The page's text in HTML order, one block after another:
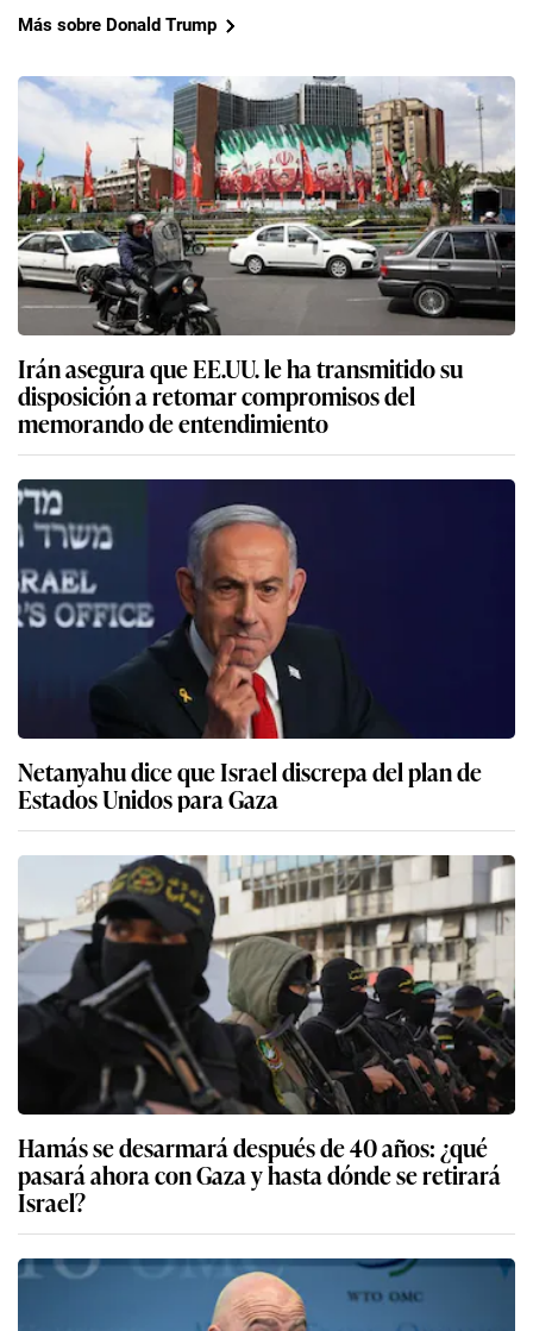
Más sobre Donald Trump
Irán asegura que EE.UU. le ha transmitido su
disposición a retomar compromisos del
memorando de entendimiento
Netanyahu dice que Israel discrepa del plan de
Estados Unidos para Gaza
Hamás se desarmará después de 40 años: ¿qué
pasará ahora con Gaza y hasta dónde se retirará
Israel?